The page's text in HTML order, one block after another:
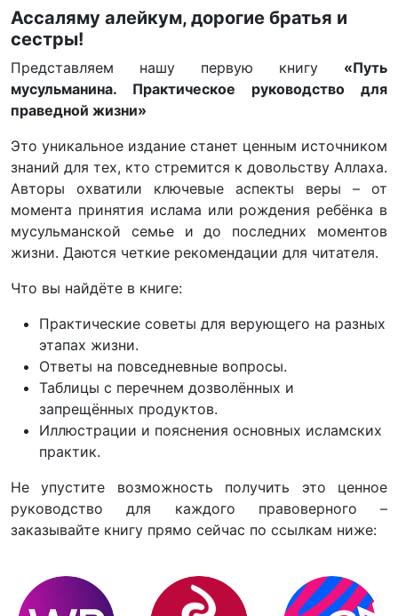
Ассаляму алейкум, дорогие братья и
сестры!
Представляем нашу первую книгу «Путь
мусульманина. Практическое руководство для
праведной жизни»
Это уникальное издание станет ценным источником
знаний для тех, кто стремится к довольству Аллаха.
Авторы охватили ключевые аспекты веры – от
момента принятия ислама или рождения ребёнка в
мусульманской семье и до последних моментов
жизни. Даются четкие рекомендации для читателя.
Что вы найдёте в книге:
Практические советы для верующего на разных
этапах жизни.
Ответы на повседневные вопросы.
Таблицы с перечнем дозволённых и
запрещённых продуктов.
Иллюстрации и пояснения основных исламских
практик.
Не упустите возможность получить это ценное
руководство для каждого правоверного –
заказывайте книгу прямо сейчас по ссылкам ниже: